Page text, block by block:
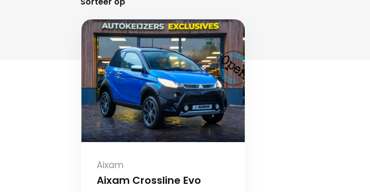
Aixam
Aixam Crossline Evo